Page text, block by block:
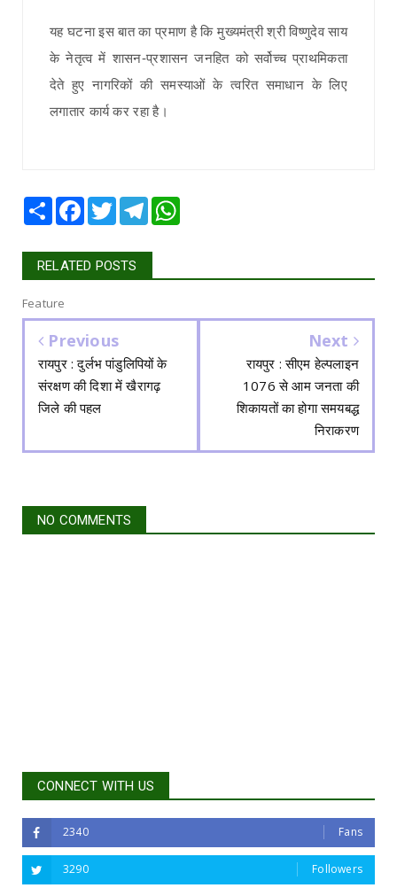
यह घटना इस बात का प्रमाण है कि मुख्यमंत्री श्री विष्णुदेव साय
के नेतृत्व में शासन-प्रशासन जनहित को सर्वोच्च प्राथमिकता
देते हुए नागरिकों की समस्याओं के त्वरित समाधान के लिए
लगातार कार्य कर रहा है।
Share Facebook
TwitterTelegram
RELATED POSTS
Feature
Previous
रायपुर : दुर्लभ पांडुलिपियों के
संरक्षण की दिशा में खैरागढ़
जिले की पहल
Next
रायपुर : सीएम हेल्पलाइन
1076 से आम जनता की
शिकायतों का होगा समयबद्ध
निराकरण
NO COMMENTS
CONNECT WITH US
2340 Fans
3290 Followers